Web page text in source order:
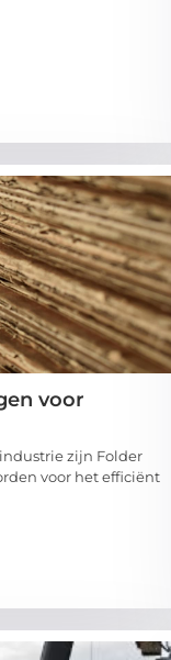
voor
zijn Folder
voor het efficiënt